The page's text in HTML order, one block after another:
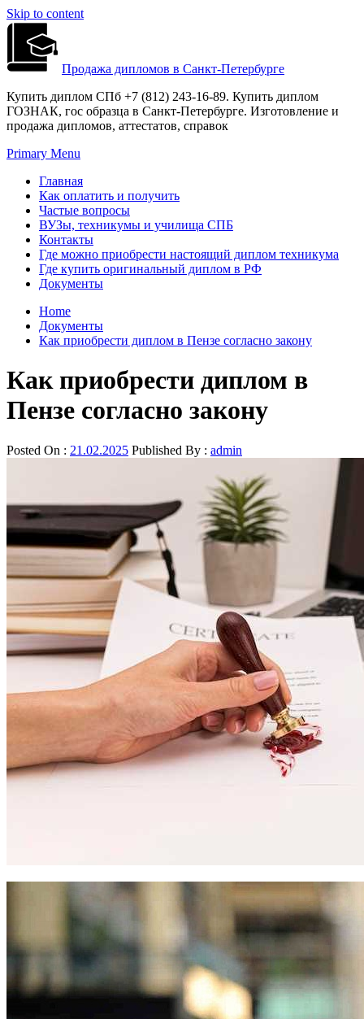
Skip to content
Продажа дипломов в Санкт-Петербурге
Купить диплом СПб +7 (812) 243-16-89. Купить диплом
ГОЗНАК, гос образца в Санкт-Петербурге. Изготовление и
продажа дипломов, аттестатов, справок
Primary Menu
Главная
Как оплатить и получить
Частые вопросы
ВУЗы, техникумы и училища СПБ
Контакты
Где можно приобрести настоящий диплом техникума
Где купить оригинальный диплом в РФ
Документы
Home
Документы
Как приобрести диплом в Пензе согласно закону
Как приобрести диплом в
Пензе согласно закону
Posted On : 21.02.2025 Published By : admin